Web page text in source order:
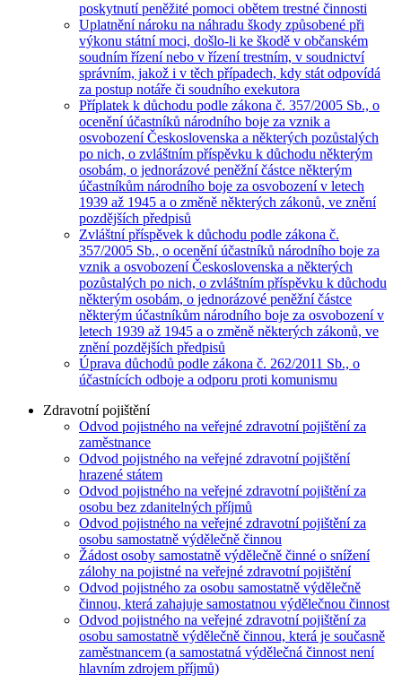
poskytnutí peněžité pomoci obětem trestné činnosti
Uplatnění nároku na náhradu škody způsobené při
výkonu státní moci, došlo-li ke škodě v občanském
soudním řízení nebo v řízení trestním, v soudnictví
správním, jakož i v těch případech, kdy stát odpovídá
za postup notáře či soudního exekutora
Příplatek k důchodu podle zákona č. 357/2005 Sb., o
ocenění účastníků národního boje za vznik a
osvobození Československa a některých pozůstalých
po nich, o zvláštním příspěvku k důchodu některým
osobám, o jednorázové peněžní částce některým
účastníkům národního boje za osvobození v letech
1939 až 1945 a o změně některých zákonů, ve znění
pozdějších předpisů
Zvláštní příspěvek k důchodu podle zákona č.
357/2005 Sb., o ocenění účastníků národního boje za
vznik a osvobození Československa a některých
pozůstalých po nich, o zvláštním příspěvku k důchodu
některým osobám, o jednorázové peněžní částce
některým účastníkům národního boje za osvobození v
letech 1939 až 1945 a o změně některých zákonů, ve
znění pozdějších předpisů
Úprava důchodů podle zákona č. 262/2011 Sb., o
účastnících odboje a odporu proti komunismu
Zdravotní pojištění
Odvod pojistného na veřejné zdravotní pojištění za
zaměstnance
Odvod pojistného na veřejné zdravotní pojištění
hrazené státem
Odvod pojistného na veřejné zdravotní pojištění za
osobu bez zdanitelných příjmů
Odvod pojistného na veřejné zdravotní pojištění za
osobu samostatně výdělečně činnou
Žádost osoby samostatně výdělečně činné o snížení
zálohy na pojistné na veřejné zdravotní pojištění
Odvod pojistného za osobu samostatně výdělečně
činnou, která zahajuje samostatnou výdělečnou činnost
Odvod pojistného na veřejné zdravotní pojištění za
osobu samostatně výdělečně činnou, která je současně
zaměstnancem (a samostatná výdělečná činnost není
hlavním zdrojem příjmů)